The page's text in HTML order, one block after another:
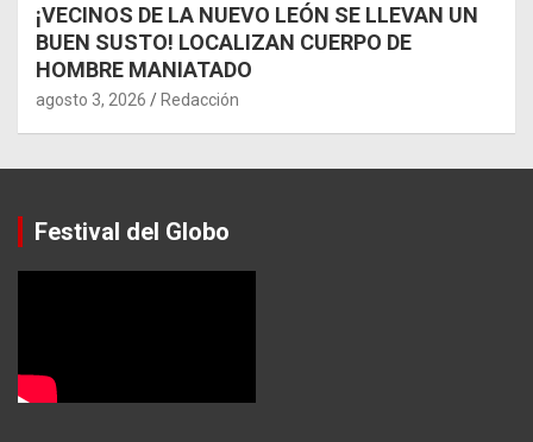
¡VECINOS DE LA NUEVO LEÓN SE LLEVAN UN
BUEN SUSTO! LOCALIZAN CUERPO DE
HOMBRE MANIATADO
agosto 3, 2026 Redacción
Festival del Globo